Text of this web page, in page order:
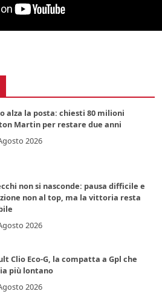
alza la posta: chiesti 80 milioni
Martin per restare due anni
2026
non si nasconde: pausa difficile e
non al top, ma la vittoria resta
2026
Clio Eco-G, la compatta a Gpl che
più lontano
2026